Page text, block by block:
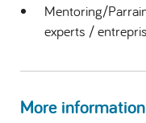
Mentoring/
experts /
More information